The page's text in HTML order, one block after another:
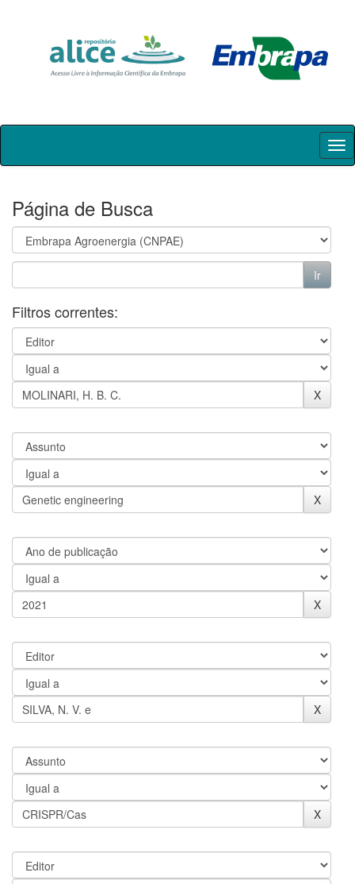
Skip
Página de Busca
Filtros correntes: